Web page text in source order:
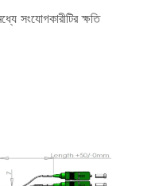
সংযোগকারীটির ক্ষতি